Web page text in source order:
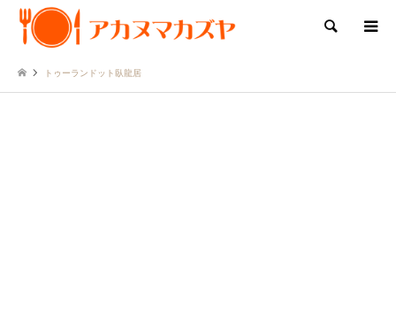
検索
トゥーランドット臥龍居